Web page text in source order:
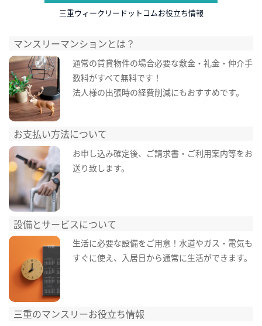
三重ウィークリードットコムお役立ち情報
マンスリーマンションとは？
通常の賃貸物件の場合必要な敷金・礼金・仲介手
数料がすべて無料です！
法人様の出張時の経費削減にもおすすめです。
お支払い方法について
お申し込み確定後、ご請求書・ご利用案内等をお
送り致します。
設備とサービスについて
生活に必要な設備をご用意！水道やガス・電気も
すぐに使え、入居日から通常に生活ができます。
三重のマンスリーお役立ち情報